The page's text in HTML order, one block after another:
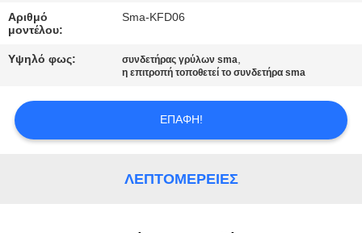
ΖΗΤΉΣΤΕ
ΑΠΌΣΠΑΣΜΑ
Αριθμό
μοντέλου:
Sma-KFD06
Υψηλό φως: συνδετήρας γρύλων sma,
η επιτροπή τοποθετεί το συνδετήρα sma
ΕΠΑΦΉ!
ΛΕΠΤΟΜΈΡΕΙΕΣ